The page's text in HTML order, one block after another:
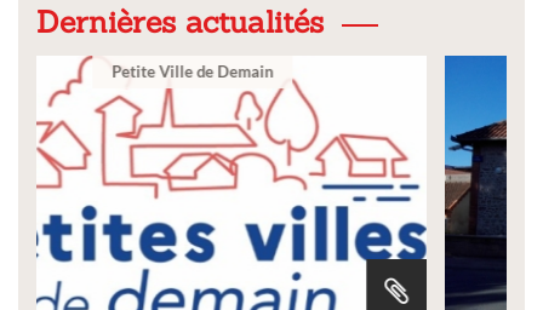
Dernières actualités